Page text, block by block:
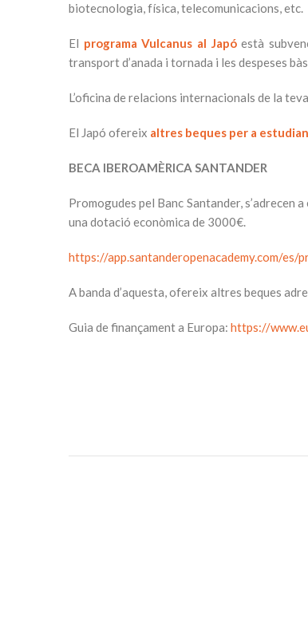
biotecnologia, física, telecomunicacions, etc.
El programa Vulcanus al Japóestà
transport d’anada i tornada i les despeses
L’oficina de relacions internacionals de la
El Japó ofereix altres beques per a
BECA IBEROAMÈRICA SANTANDER
Promogudes pel Banc Santander,
una dotació econòmica de 3000€.
https://app.santanderopenacademy.com/
A banda d’aquesta, ofereix altres beques
Guia de finançament a Europa: https://